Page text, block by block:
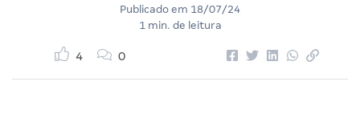
Publicado em 18/07/24
1 min. de leitura
4 0